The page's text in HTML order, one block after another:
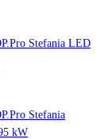
Stefania LED
Stefania
kW